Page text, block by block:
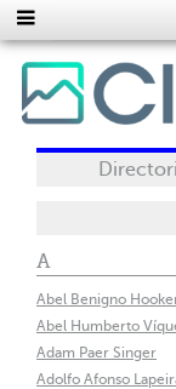
A
Abel Benigno
Abel Humberto
Adam Paer Singer
Adolfo Afonso